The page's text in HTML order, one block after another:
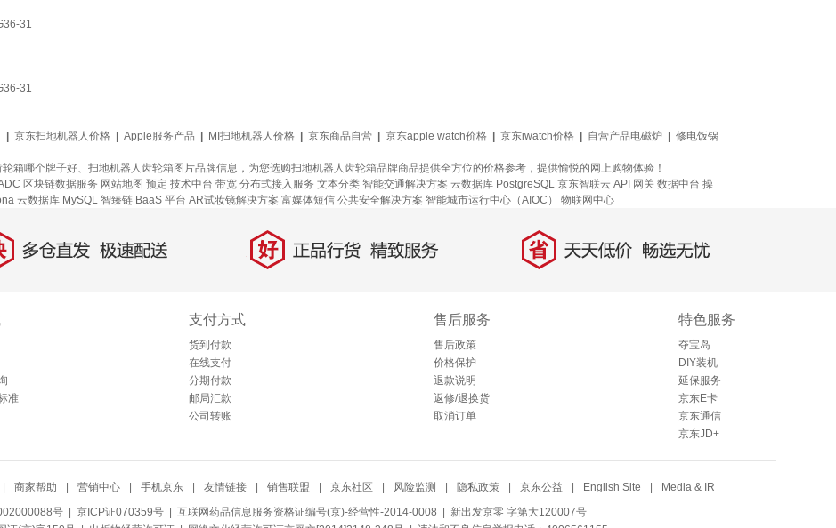
31
31
京东扫地机器人价格 Apple服务产品 MI扫地机器人价格 京东商品自营 京东apple watch价格 京东iwatch价格 自营产品电磁炉
修电饭锅
箱哪个牌子好、扫地机器人齿轮箱图片品牌信息，为您选购扫地机器人齿轮箱品牌商品提供全方位的价格参考，提供愉悦的网上购物体验！
区块链数据服务 网站地图 预定 技术中台 带宽 分布式接入服务 文本分类 智能交通解决方案 云数据库 PostgreSQL 京东智联云 API 网关 数据中台 操
云数据库 MySQL 智臻链 BaaS 平台 AR试妆镜解决方案 富媒体短信 公共安全解决方案 智能城市运行中心（AIOC） 物联网中心
多仓直发，极速配送 好 正品行货，精致服务 省 天天低价，畅选无忧
准
支付方式
货到付款
在线支付
分期付款
邮局汇款
公司转账
售后服务
售后政策
价格保护
退款说明
返修/退换货
取消订单
特色服务
夺宝岛
DIY装机
延保服务
京东E卡
京东通信
京东JD+
商家帮助 营销中心 手机京东 友情链接 销售联盟 京东社区 风险监测 隐私政策 京东公益 English Site Media & IR
号 | 京ICP证070359号 | 互联网药品信息服务资格证编号(京)-经营性-2014-0008 | 新出发京零 字第大120007号